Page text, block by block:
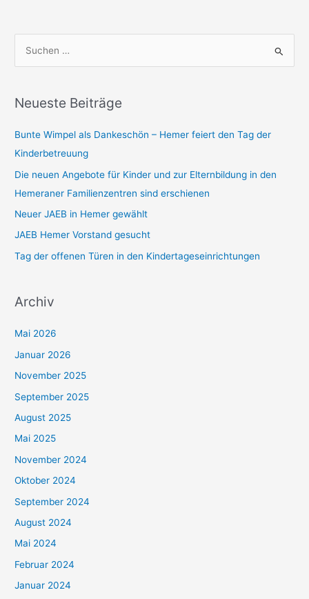
h
n
n
a
c
h
Neueste Beiträge
Bunte Wimpel als Dankeschön – Hemer feiert den Tag der
Kinderbetreuung
Die neuen Angebote für Kinder und zur Elternbildung in den
Hemeraner Familienzentren sind erschienen
Neuer JAEB in Hemer gewählt
JAEB Hemer Vorstand gesucht
Tag der offenen Türen in den Kindertageseinrichtungen
Archiv
Mai 2026
Januar 2026
November 2025
September 2025
August 2025
Mai 2025
November 2024
Oktober 2024
September 2024
August 2024
Mai 2024
Februar 2024
Januar 2024